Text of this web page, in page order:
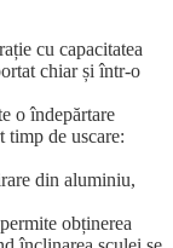
cu capacitatea
chiar și într-o
o îndepărtare
timp de uscare:
din aluminiu,
obținerea